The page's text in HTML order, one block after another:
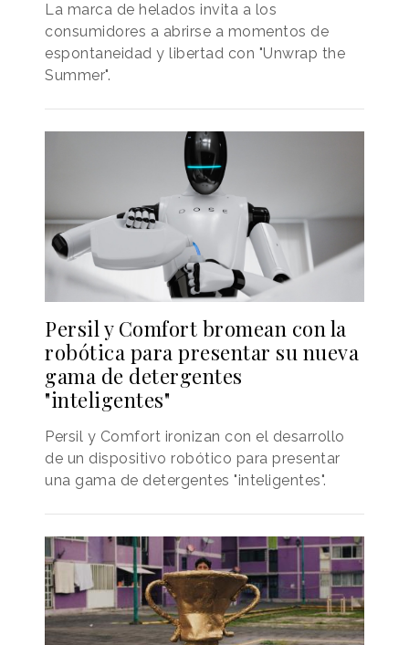
La marca de helados invita a los
consumidores a abrirse a momentos de
espontaneidad y libertad con "Unwrap the
Summer".
Persil y Comfort bromean con la
robótica para presentar su nueva
gama de detergentes
"inteligentes"
Persil y Comfort ironizan con el desarrollo
de un dispositivo robótico para presentar
una gama de detergentes "inteligentes".